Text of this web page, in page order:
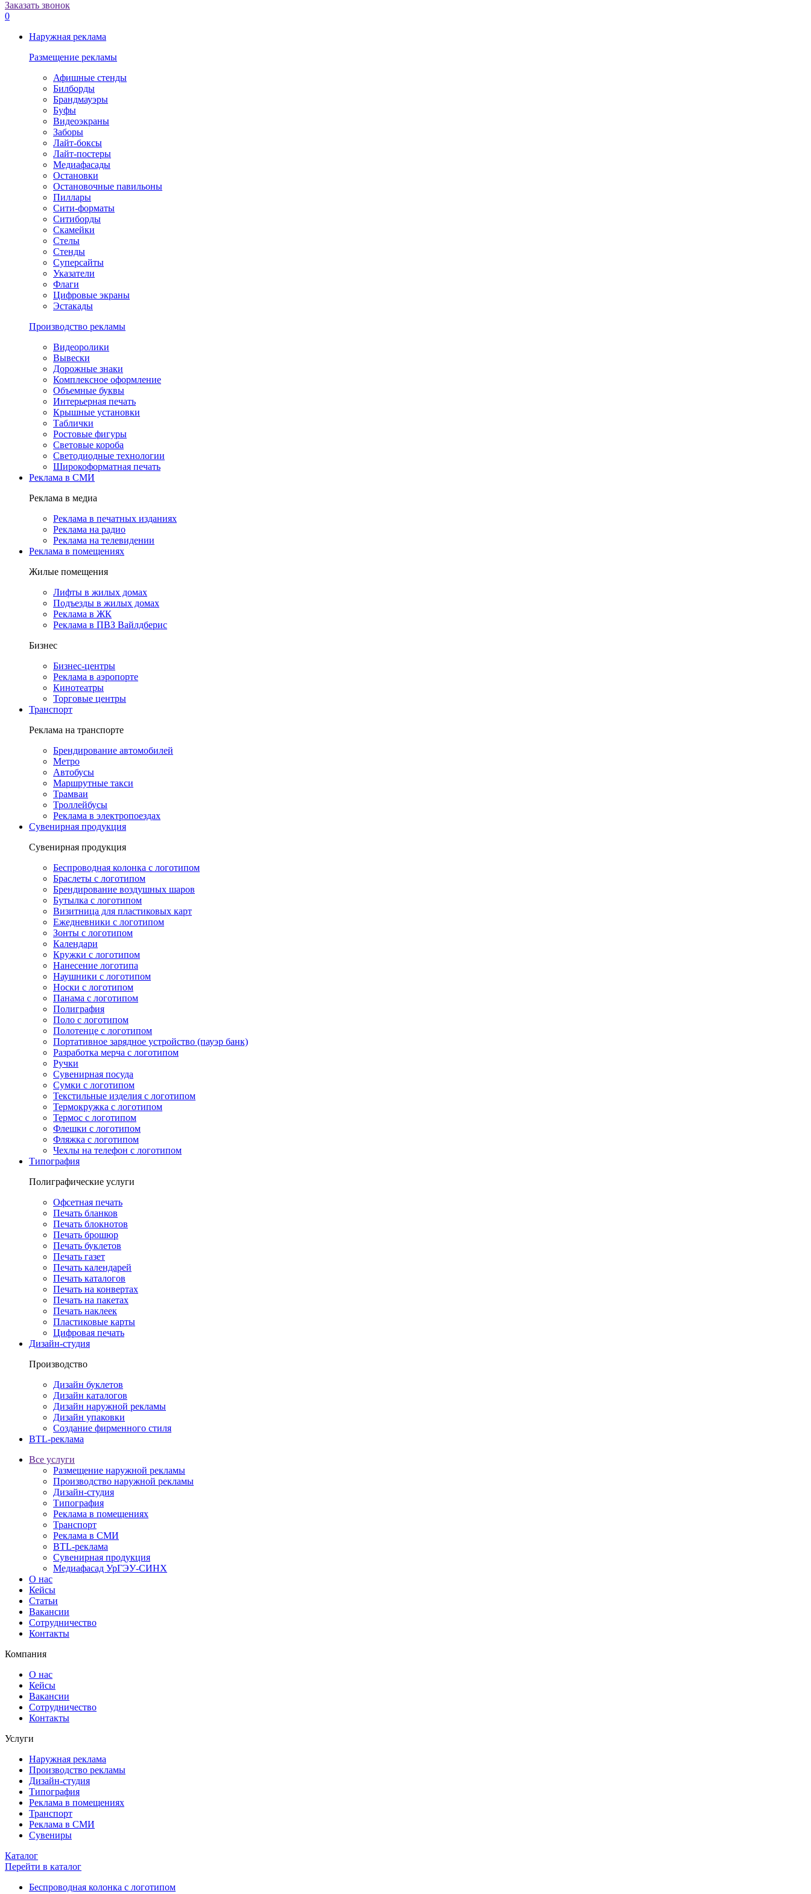
Заказать звонок
0
Наружная реклама
Размещение рекламы
Афишные стенды
Билборды
Брандмауэры
Буфы
Видеоэкраны
Заборы
Лайт-боксы
Лайт-постеры
Медиафасады
Остановки
Остановочные павильоны
Пиллары
Сити-форматы
Ситиборды
Скамейки
Стелы
Стенды
Суперсайты
Указатели
Флаги
Цифровые экраны
Эстакады
Производство рекламы
Видеоролики
Вывески
Дорожные знаки
Комплексное оформление
Объемные буквы
Интерьерная печать
Крышные установки
Таблички
Ростовые фигуры
Световые короба
Светодиодные технологии
Широкоформатная печать
Реклама в СМИ
Реклама в медиа
Реклама в печатных изданиях
Реклама на радио
Реклама на телевидении
Реклама в помещениях
Жилые помещения
Лифты в жилых домах
Подъезды в жилых домах
Реклама в ЖК
Реклама в ПВЗ Вайлдберис
Бизнес
Бизнес-центры
Реклама в аэропорте
Кинотеатры
Торговые центры
Транспорт
Реклама на транспорте
Брендирование автомобилей
Метро
Автобусы
Маршрутные такси
Трамваи
Троллейбусы
Реклама в электропоездах
Сувенирная продукция
Сувенирная продукция
Беспроводная колонка с логотипом
Браслеты с логотипом
Брендирование воздушных шаров
Бутылка с логотипом
Визитница для пластиковых карт
Ежедневники с логотипом
Зонты с логотипом
Календари
Кружки с логотипом
Нанесение логотипа
Наушники с логотипом
Носки с логотипом
Панама с логотипом
Полиграфия
Поло с логотипом
Полотенце с логотипом
Портативное зарядное устройство (пауэр банк)
Разработка мерча с логотипом
Ручки
Сувенирная посуда
Сумки с логотипом
Текстильные изделия с логотипом
Термокружка с логотипом
Термос с логотипом
Флешки с логотипом
Фляжка с логотипом
Чехлы на телефон с логотипом
Типография
Полиграфические услуги
Офсетная печать
Печать бланков
Печать блокнотов
Печать брошюр
Печать буклетов
Печать газет
Печать календарей
Печать каталогов
Печать на конвертах
Печать на пакетах
Печать наклеек
Пластиковые карты
Цифровая печать
Дизайн-студия
Производство
Дизайн буклетов
Дизайн каталогов
Дизайн наружной рекламы
Дизайн упаковки
Создание фирменного стиля
BTL-реклама
Все услуги
Размещение наружной рекламы
Производство наружной рекламы
Дизайн-студия
Типография
Реклама в помещениях
Транспорт
Реклама в СМИ
BTL-реклама
Сувенирная продукция
Медиафасад УрГЭУ-СИНХ
О нас
Кейсы
Статьи
Вакансии
Сотрудничество
Контакты
Компания
О нас
Кейсы
Вакансии
Сотрудничество
Контакты
Услуги
Наружная реклама
Производство рекламы
Дизайн-студия
Типография
Реклама в помещениях
Транспорт
Реклама в СМИ
Сувениры
Каталог
Перейти в каталог
Беспроводная колонка с логотипом